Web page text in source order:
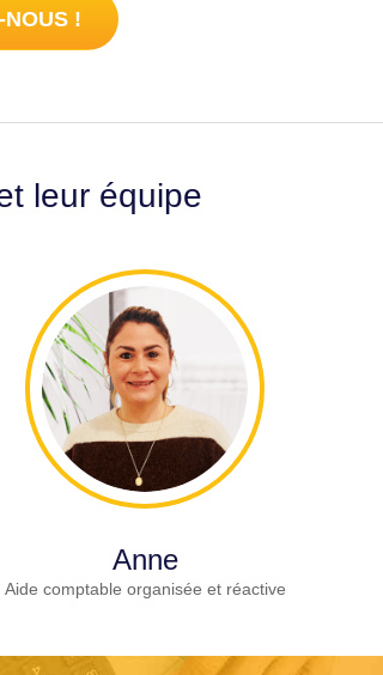
!
leur équipe
Anne
Aide comptable organisée et réactive